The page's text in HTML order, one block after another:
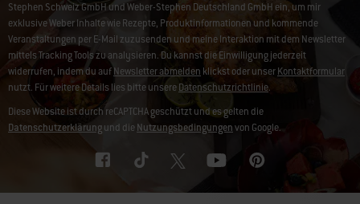
Stephen Schweiz GmbH und Weber-Stephen Deutschland GmbH ein, um mir
exklusive Weber Inhalte wie Rezepte, Produktinformationen und kommende
Veranstaltungen per E-Mail zuzusenden und meine Interaktion mit dem Newsletter
mittels Tracking Tools zu analysieren. Du kannst die Einwilligung jederzeit
widerrufen, indem du aufNewsletter abmelden klickst oder unserKontaktformular
nutzt. Für weitere Details lies bitte unsereDatenschutzrichtlinie.
Diese Website ist durch reCAPTCHA geschützt und es gelten die
Datenschutzerklärungund dieNutzungsbedingungenvon Google.